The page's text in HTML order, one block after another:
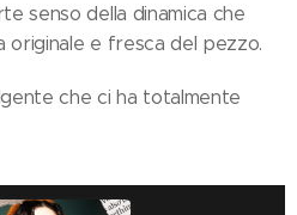
senso della dinamica che
e fresca del pezzo.
che ci ha totalmente